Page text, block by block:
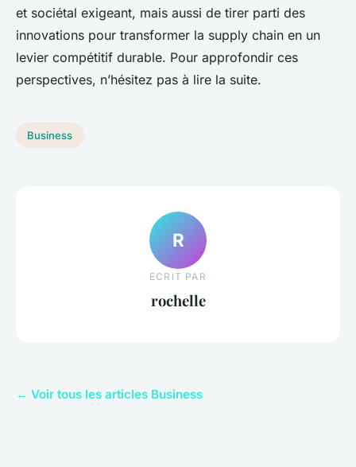
et sociétal exigeant, mais aussi de tirer parti des
innovations pour transformer la supply chain en un
levier compétitif durable. Pour approfondir ces
perspectives, n’hésitez pas à lire la suite.
Business
R
ECRIT PAR
rochelle
← Voir tous les articles Business